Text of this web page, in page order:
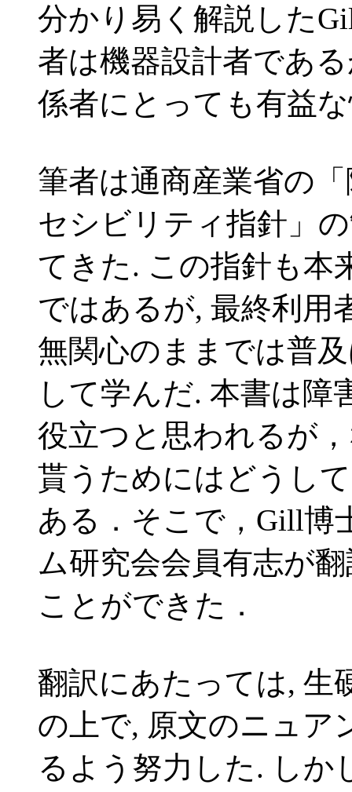
分かり易く解説した
者は機器設計者であ
係者にとっても有益
筆者は通商産業省の
セシビリティ指針」
てきた. この指針も本
ではあるが, 最終利用
無関心のままでは普
して学んだ. 本書は障
役立つと思われるが
貰うためにはどうし
ある．そこで，Gill博
ム研究会会員有志が
ことができた．
翻訳にあたっては, 生
の上で, 原文のニュア
るよう努力した. しか